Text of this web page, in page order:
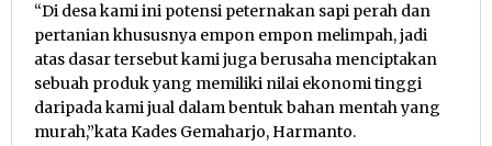
“Di desa kami ini potensi peternakan sapi perah dan
pertanian khususnya empon empon melimpah, jadi
atas dasar tersebut kami juga berusaha menciptakan
sebuah produk yang memiliki nilai ekonomi tinggi
daripada kami jual dalam bentuk bahan mentah yang
murah,”kata Kades Gemaharjo, Harmanto.